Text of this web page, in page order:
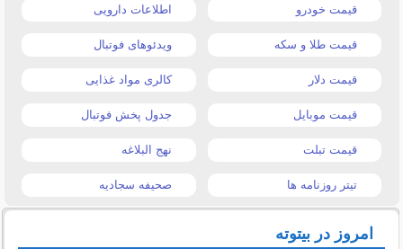
قیمت خودرو اطلاعات دارویی
قیمت طلا و سکه ویدئوهای فوتبال
قیمت دلار کالری مواد غذایی
قیمت موبایل جدول پخش فوتبال
قیمت تبلت نهج البلاغه
تیتر روزنامه ها صحیفه سجادیه
امروز در بیتوته